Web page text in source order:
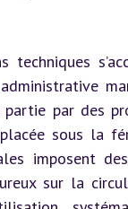
techniques
partie par des
sous la
imposent
sur la